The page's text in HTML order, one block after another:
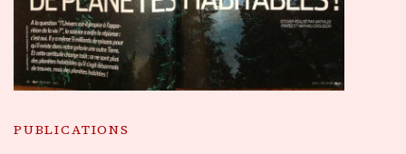
PUBLICATIONS